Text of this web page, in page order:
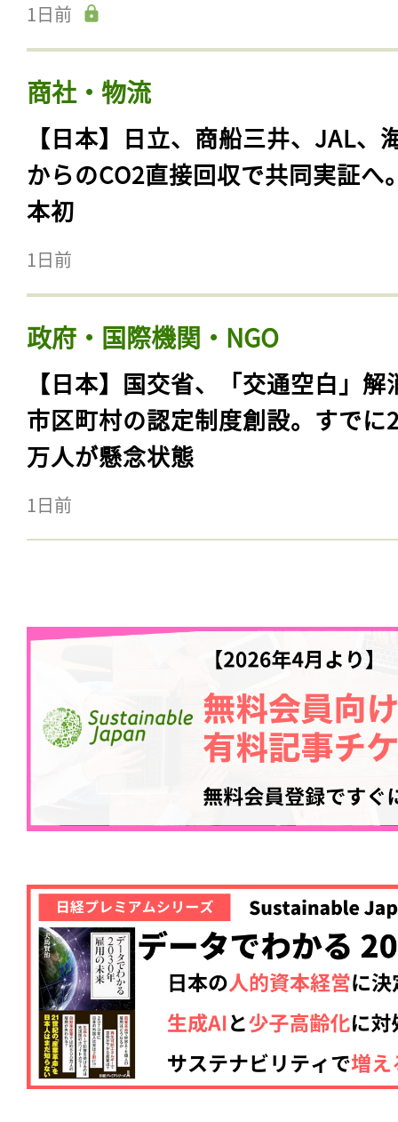
1日前
商社・物流
【日本】日立、商船三井、JAL、
からのCO2直接回収で共同実証へ
本初
1日前
政府・国際機関・NGO
【日本】国交省、「交通空白」解
市区町村の認定制度創設。すでに
万人が懸念状態
1日前